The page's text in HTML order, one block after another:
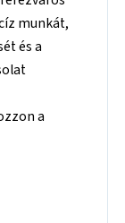
munkát,
és a
a